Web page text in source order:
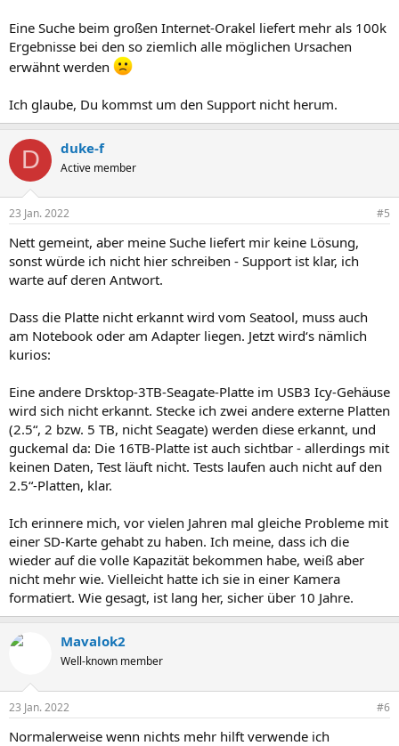
Eine Suche beim großen Internet-Orakel liefert mehr als 100k
Ergebnisse bei den so ziemlich alle möglichen Ursachen
erwähnt werden
Ich glaube, Du kommst um den Support nicht herum.
D duke-f
Active member
23 Jan. 2022 #5
Nett gemeint, aber meine Suche liefert mir keine Lösung,
sonst würde ich nicht hier schreiben - Support ist klar, ich
warte auf deren Antwort.
Dass die Platte nicht erkannt wird vom Seatool, muss auch
am Notebook oder am Adapter liegen. Jetzt wird‘s nämlich
kurios:
Eine andere Drsktop-3TB-Seagate-Platte im USB3 Icy-Gehäuse
wird sich nicht erkannt. Stecke ich zwei andere externe Platten
(2.5“, 2 bzw. 5 TB, nicht Seagate) werden diese erkannt, und
guckemal da: Die 16TB-Platte ist auch sichtbar - allerdings mit
keinen Daten, Test läuft nicht. Tests laufen auch nicht auf den
2.5“-Platten, klar.
Ich erinnere mich, vor vielen Jahren mal gleiche Probleme mit
einer SD-Karte gehabt zu haben. Ich meine, dass ich die
wieder auf die volle Kapazität bekommen habe, weiß aber
nicht mehr wie. Vielleicht hatte ich sie in einer Kamera
formatiert. Wie gesagt, ist lang her, sicher über 10 Jahre.
Mavalok2
Well-known member
23 Jan. 2022 #6
Normalerweise wenn nichts mehr hilft verwende ich